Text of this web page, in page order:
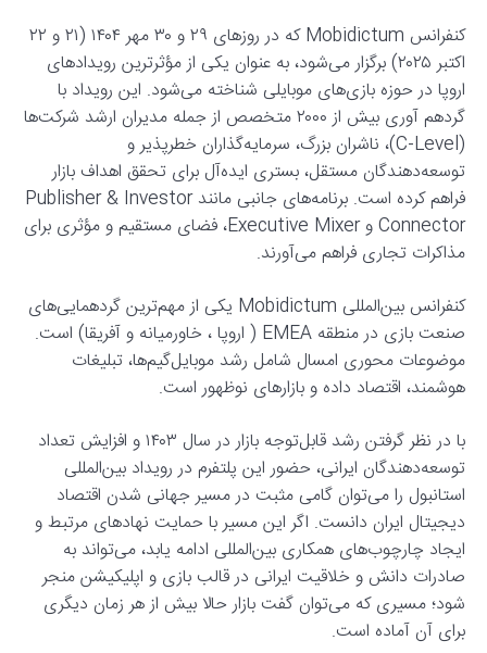
کنفرانس Mobidictum که در روزهای ۲۹ و ۳۰ مهر ۱۴۰۴ (۲۱ و ۲۲
اکتبر ۲۰۲۵) برگزار می‌شود، به عنوان یکی از مؤثرترین رویدادهای
اروپا در حوزه بازی‌های موبایلی شناخته می‌شود. این رویداد با
گردهم آوری بیش از ۲۰۰۰ متخصص از جمله مدیران ارشد شرکت‌ها
(C-Level)، ناشران بزرگ، سرمایه‌گذاران خطرپذیر و
توسعه‌دهندگان مستقل، بستری ایده‌آل برای تحقق اهداف بازار
فراهم کرده است. برنامه‌های جانبی مانند Publisher & Investor
Connector و Executive Mixer، فضای مستقیم و مؤثری برای
مذاکرات تجاری فراهم می‌آورند.
کنفرانس بین‌المللی Mobidictum یکی از مهم‌ترین گردهمایی‌های
صنعت بازی در منطقه‌ EMEA (
اروپا ، خاورمیانه و آفریقا) است.
موضوعات محوری امسال شامل رشد موبایل‌گیم‌ها، تبلیغات
هوشمند، اقتصاد داده و بازارهای نوظهور است.
با در نظر گرفتن رشد قابل‌توجه بازار در سال ۱۴۰۳ و افزایش تعداد
توسعه‌دهندگان ایرانی، حضور این پلتفرم در رویداد بین‌المللی
استانبول را می‌توان گامی مثبت در مسیر جهانی شدن اقتصاد
دیجیتال ایران دانست. اگر این مسیر با حمایت نهادهای مرتبط و
ایجاد چارچوب‌های همکاری بین‌المللی ادامه یابد، می‌تواند به
صادرات دانش و خلاقیت ایرانی در قالب بازی و اپلیکیشن منجر
شود؛ مسیری که می‌توان گفت بازار حالا بیش از هر زمان دیگری
برای آن آماده است.